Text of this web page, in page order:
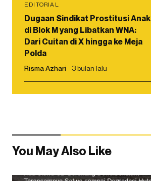
EDITORIAL
Dugaan Sindikat Prostitusi Anak
di Blok M yang Libatkan WNA:
Dari Cuitan di X hingga ke Meja
Polda
Risma Azhari 3 bulan lalu
You May Also Like